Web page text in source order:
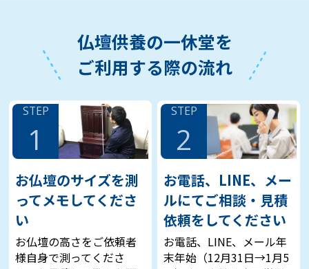
仏壇供養の一休堂を
ご利用する際の流れ
STEP
1
お仏壇のサイズを測
ってメモしてくださ
い
お仏壇の高さをご依頼者
様自身で測ってくださ
STEP
2
お電話、LINE、メー
ルにてご相談・見積
依頼をしてください
お電話、LINE、メール年
末年始（12月31日→1月5